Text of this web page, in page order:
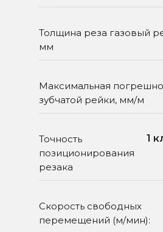
Толщина реза газовый
мм
Максимальная
зубчатой рейки, мм/м
Точность
позиционирования
резака
1
Скорость свободных
перемещений (м/мин):
ФОТО СТАНКА
+7-351-711-10-74